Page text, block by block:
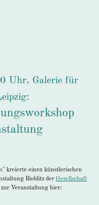
Uhr, Galerie für
kreierte einen künstlerischen
Bioblitz der Gesellschaft
zur Veranstaltung hier: